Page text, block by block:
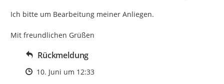
Ich bitte um Bearbeitung meiner Anliegen.
Mit freundlichen Grüßen
Rückmeldung
Zeitpunkt des Erstellens
10. Juni um 12:33